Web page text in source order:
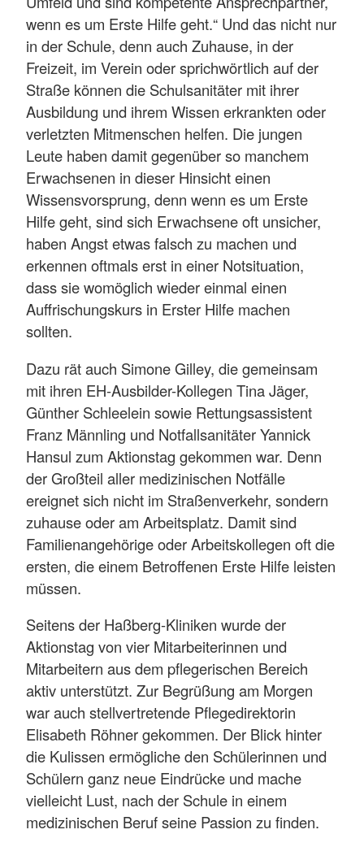
wenn es um Erste Hilfe geht.“ Und das nicht nur
in der Schule, denn auch Zuhause, in der
Freizeit, im Verein oder sprichwörtlich auf der
Straße können die Schulsanitäter mit ihrer
Ausbildung und ihrem Wissen erkrankten oder
verletzten Mitmenschen helfen. Die jungen
Leute haben damit gegenüber so manchem
Erwachsenen in dieser Hinsicht einen
Wissensvorsprung, denn wenn es um Erste
Hilfe geht, sind sich Erwachsene oft unsicher,
haben Angst etwas falsch zu machen und
erkennen oftmals erst in einer Notsituation,
dass sie womöglich wieder einmal einen
Auffrischungskurs in Erster Hilfe machen
sollten.
Dazu rät auch Simone Gilley, die gemeinsam
mit ihren EH-Ausbilder-Kollegen Tina Jäger,
Günther Schleelein sowie Rettungsassistent
Franz Männling und Notfallsanitäter Yannick
Hansul zum Aktionstag gekommen war. Denn
der Großteil aller medizinischen Notfälle
ereignet sich nicht im Straßenverkehr, sondern
zuhause oder am Arbeitsplatz. Damit sind
Familienangehörige oder Arbeitskollegen oft die
ersten, die einem Betroffenen Erste Hilfe leisten
müssen.
Seitens der Haßberg-Kliniken wurde der
Aktionstag von vier Mitarbeiterinnen und
Mitarbeitern aus dem pflegerischen Bereich
aktiv unterstützt. Zur Begrüßung am Morgen
war auch stellvertretende Pflegedirektorin
Elisabeth Röhner gekommen. Der Blick hinter
die Kulissen ermögliche den Schülerinnen und
Schülern ganz neue Eindrücke und mache
vielleicht Lust, nach der Schule in einem
medizinischen Beruf seine Passion zu finden.